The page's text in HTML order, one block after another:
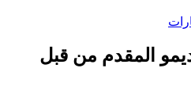
المقدم من قبل